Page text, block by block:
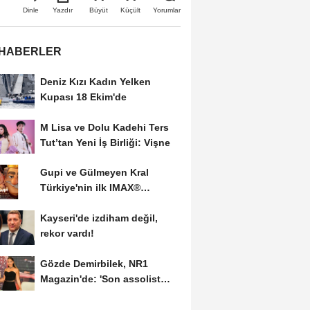
Dinle Yazdır Büyüt Küçült Yorumlar
Deniz Kızı Kadın Yelken
Kupası 18 Ekim'de
M Lisa ve Dolu Kadehi Ters
Tut’tan Yeni İş Birliği: Vişne
Gupi ve Gülmeyen Kral
Türkiye'nin ilk IMAX®
Kayseri'de izdiham değil,
rekor vardı!
Gözde Demirbilek, NR1
Magazin'de: 'Son assolist